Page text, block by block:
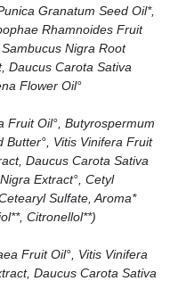
Granatum Seed Oil*,
Rhamnoides Fruit
Nigra Root
Daucus Carota Sativa
Flower Oil°
Fruit Oil°, Butyrospermum
Butter°, Vitis Vinifera Fruit
Daucus Carota Sativa
Extract°, Cetyl
Sulfate, Aroma*
Citronellol**)
Fruit Oil°, Vitis Vinifera
Daucus Carota Sativa